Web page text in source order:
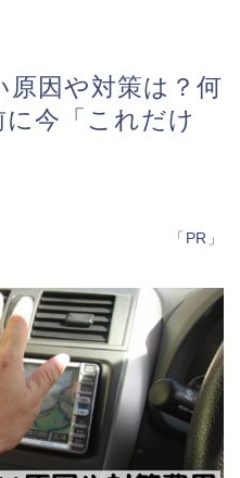
因や対策は？何
今「これだけ
「PR」